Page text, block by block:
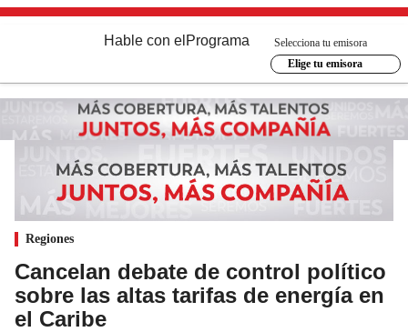
Hable con el Programa
Selecciona tu emisora
Elige tu emisora
Regiones
Cancelan debate de control político
sobre las altas tarifas de energía en
el Caribe